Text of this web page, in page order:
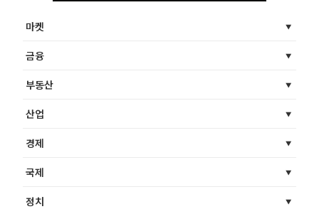
마켓
금융
부동산
산업
경제
국제
정치